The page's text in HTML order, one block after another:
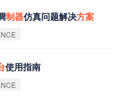
制器仿真问题解决方案
使用指南